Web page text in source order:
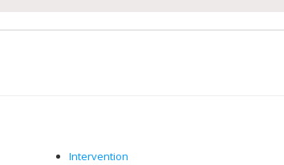
Intervention